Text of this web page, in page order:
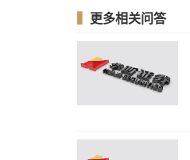
更多相关问答